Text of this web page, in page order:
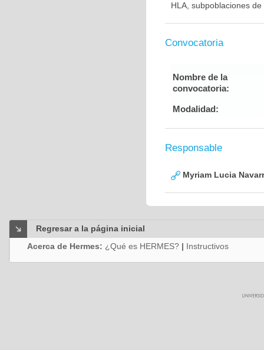
HLA, subpoblaciones
Convocatoria
Nombre de la
convocatoria:
Modalidad:
Responsable
Myriam Lucia
Regresar a la página inicial
Acerca de Hermes: ¿Qué es HERMES? | Instructivos